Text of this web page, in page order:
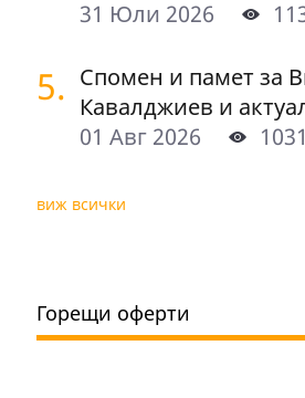
31 Юли 2026
5. Спомен и памет за
Кавалджиев и
01 Авг 2026
1031
виж всички
Горещи оферти